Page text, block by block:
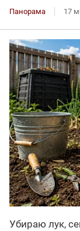
Панорама 17
Убираю лук,